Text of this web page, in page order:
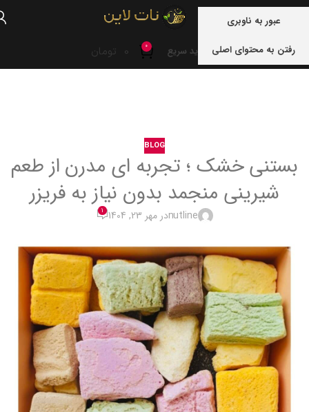
عبور به ناوبری
رفتن به محتوای اصلی
خرید سریع 0
0 تومان
BLOG
بستنی خشک ؛ تجربه ای مدرن از طعم
شیرینی منجمد بدون نیاز به فریزر
nutlineدر مهر 23, 1404 1